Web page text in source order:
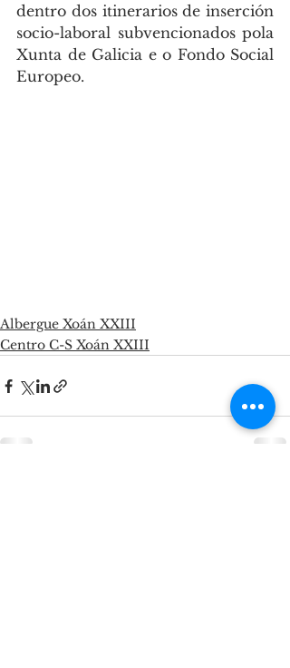
dentro dos itinerarios de inserción
socio-laboral subvencionados pola
Xunta de Galicia e o Fondo Social
Europeo.
Albergue Xoán XXIII
Centro C-S Xoán XXIII